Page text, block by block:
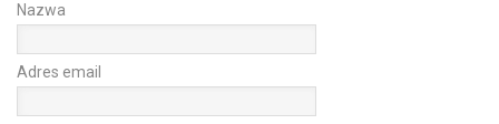
Nazwa
Adres email